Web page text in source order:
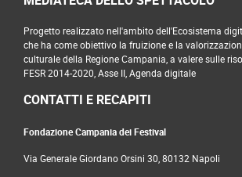
Progetto realizzato nell'ambito dell'Ecosistema
che ha come obiettivo la fruizione e la
culturale della Regione Campania, a valere sulle
FESR 2014-2020, Asse II, Agenda digitale
CONTATTI E RECAPITI
Fondazione Campania dei Festival
Via Generale Giordano Orsini 30, 80132 Napoli